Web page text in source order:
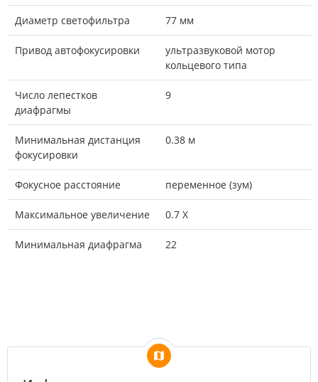
Диаметр светофильтра 77 мм
Привод автофокусировки
ультразвуковой мотор
кольцевого типа
Число лепестков
диафрагмы
9
Минимальная дистанция
фокусировки
0.38 м
Фокусное расстояние переменное (зум)
Максимальное увеличение 0.7 X
Минимальная диафрагма 22